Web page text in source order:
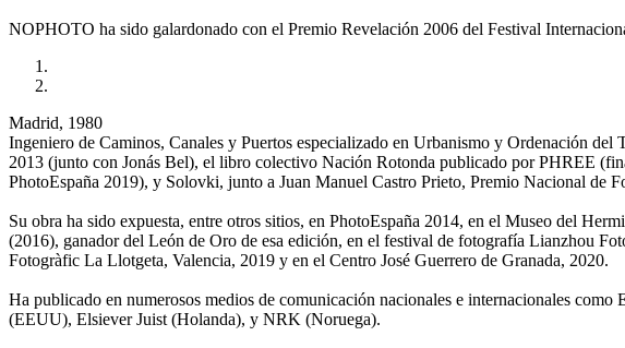
NOPHOTO ha sido galardonado con el Premio Revelación 2006 del Festival
Madrid, 1980
Ingeniero de Caminos, Canales y Puertos especializado en Urbanismo y Ordenación
2013 (junto con Jonás Bel), el libro colectivo Nación Rotonda publicado por PHREE
PhotoEspaña 2019), y Solovki, junto a Juan Manuel Castro Prieto, Premio Nacional de
Su obra ha sido expuesta, entre otros sitios, en PhotoEspaña 2014, en el Museo del
(2016), ganador del León de Oro de esa edición, en el festival de fotografía Lianzhou
Fotogràfic La Llotgeta, Valencia, 2019 y en el Centro José Guerrero de Granada, 2020.
Ha publicado en numerosos medios de comunicación nacionales e internacionales
(EEUU), Elsiever Juist (Holanda), y NRK (Noruega).